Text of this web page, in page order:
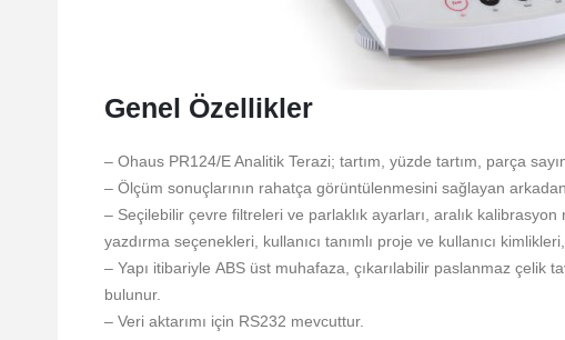
Genel Özellikler
– Ohaus PR124/E Analitik Terazi; tartım, yüzde tartım, parça
– Ölçüm sonuçlarının rahatça görüntülenmesini sağlayan
– Seçilebilir çevre filtreleri ve parlaklık ayarları, aralık
yazdırma seçenekleri, kullanıcı tanımlı proje ve kullanıcı
– Yapı itibariyle ABS üst muhafaza, çıkarılabilir paslanmaz çelik
bulunur.
– Veri aktarımı için RS232 mevcuttur.